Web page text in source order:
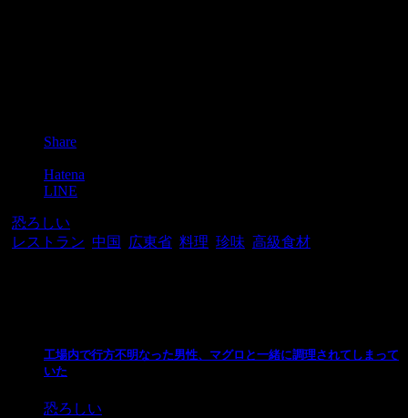
Share
Hatena
LINE
恐ろしい
レストラン 中国 広東省 料理 珍味 高級食材
工場内で行方不明なった男性、マグロと一緒に調理されてしまって
いた
恐ろしい